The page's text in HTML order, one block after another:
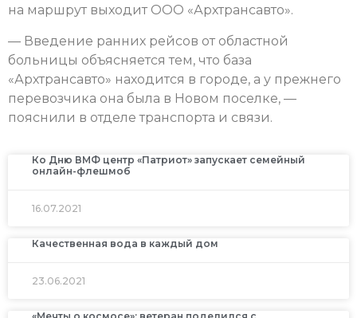
на маршрут выходит ООО «Архтрансавто».
— Введение ранних рейсов от областной
больницы объясняется тем, что база
«Архтрансавто» находится в городе, а у прежнего
перевозчика она была в Новом поселке, —
пояснили в отделе транспорта и связи.
Ко Дню ВМФ центр «Патриот» запускает семейный
онлайн-флешмоб
16.07.2021
Качественная вода в каждый дом
23.06.2021